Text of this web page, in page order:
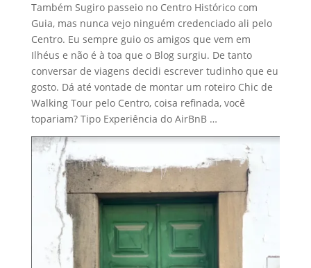
Também Sugiro passeio no Centro Histórico com
Guia, mas nunca vejo ninguém credenciado ali pelo
Centro. Eu sempre guio os amigos que vem em
Ilhéus e não é à toa que o Blog surgiu. De tanto
conversar de viagens decidi escrever tudinho que eu
gosto. Dá até vontade de montar um roteiro Chic de
Walking Tour pelo Centro, coisa refinada, você
topariam? Tipo Experiência do AirBnB …